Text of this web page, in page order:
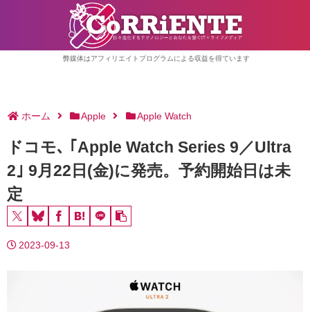
弊媒体はアフィリエイトプログラムによる収益を得ています
ホーム Apple Apple Watch
ドコモ､ ｢Apple Watch Series 9／Ultra
2｣ 9月22日(金)に発売。予約開始日は未
定
2023-09-13